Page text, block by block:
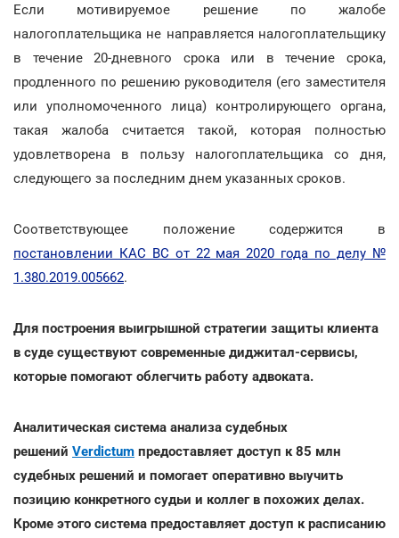
Если мотивируемое решение по жалобе
налогоплательщика не направляется налогоплательщику
в течение 20-дневного срока или в течение срока,
продленного по решению руководителя (его заместителя
или уполномоченного лица) контролирующего органа,
такая жалоба считается такой, которая полностью
удовлетворена в пользу налогоплательщика со дня,
следующего за последним днем указанных сроков.
Соответствующее положение содержится в
постановлении КАС ВС от 22 мая 2020 года по делу №
1.380.2019.005662.
Для построения выигрышной стратегии защиты клиента
в суде существуют современные диджитал-сервисы,
которые помогают облегчить работу адвоката.
Аналитическая система анализа судебных
решений Verdictum предоставляет доступ к 85 млн
судебных решений и помогает оперативно выучить
позицию конкретного судьи и коллег в похожих делах.
Кроме этого система предоставляет доступ к расписанию